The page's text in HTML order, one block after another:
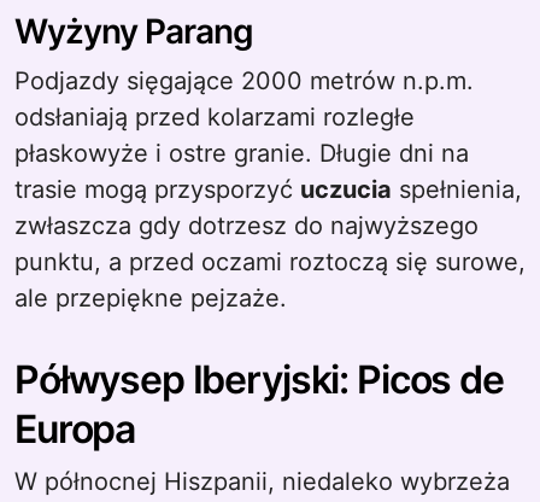
Wyżyny Parang
Podjazdy sięgające 2000 metrów n.p.m.
odsłaniają przed kolarzami rozległe
płaskowyże i ostre granie. Długie dni na
trasie mogą przysporzyć uczucia spełnienia,
zwłaszcza gdy dotrzesz do najwyższego
punktu, a przed oczami roztoczą się surowe,
ale przepiękne pejzaże.
Półwysep Iberyjski: Picos de
Europa
W północnej Hiszpanii, niedaleko wybrzeża